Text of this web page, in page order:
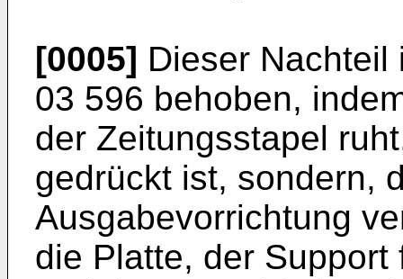
[0005] Dieser Nachteil
03 596 behoben,
der Zeitungsstapel
gedrückt ist, sondern,
Ausgabevorrichtung
die Platte, der